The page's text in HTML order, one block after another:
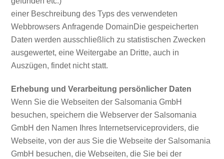
einer Beschreibung des Typs des verwendeten
Webbrowsers Anfragende DomainDie gespeicherten
Daten werden ausschließlich zu statistischen Zwecken
ausgewertet, eine Weitergabe an Dritte, auch in
Auszügen, findet nicht statt.
Erhebung und Verarbeitung persönlicher Daten
Wenn Sie die Webseiten der Salsomania GmbH
besuchen, speichern die Webserver der Salsomania
GmbH den Namen Ihres Internetserviceproviders, die
Webseite, von der aus Sie die Webseite der Salsomania
GmbH besuchen, die Webseiten, die Sie bei der